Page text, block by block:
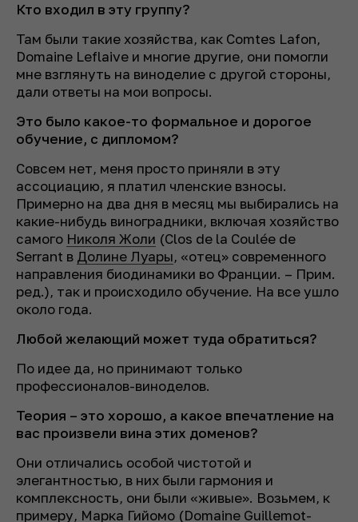
Кто входил в эту группу?
Там были такие хозяйства, как Comtes Lafon,
Domaine Leflaive и многие другие, они помогли
мне взглянуть на виноделие с другой стороны,
дали ответы на мои вопросы.
Это было какое-то формальное и дорогое
обучение, с дипломом?
Совсем нет, меня просто приняли в эту
ассоциацию, я платил членские взносы.
Примерно на два дня в месяц мы выбирались на
какие-нибудь виноградники, включая хозяйство
самого Николя Жоли (Clos de la Coulée de
Serrant в Долине Луары, «отец» современного
направления биодинамики во Франции. – Прим.
ред.), так и происходило обучение. На все ушло
около года.
Любой желающий может туда обратиться?
По идее да, но принимают только
профессионалов-виноделов.
Теория – это хорошо, а какое впечатление на
вас произвели вина этих доменов?
Они отличались особой чистотой и
элегантностью, в них были гармония и
комплексность, они были «живые». Возьмем, к
примеру, Марка Гийомо (Domaine Guillemot-